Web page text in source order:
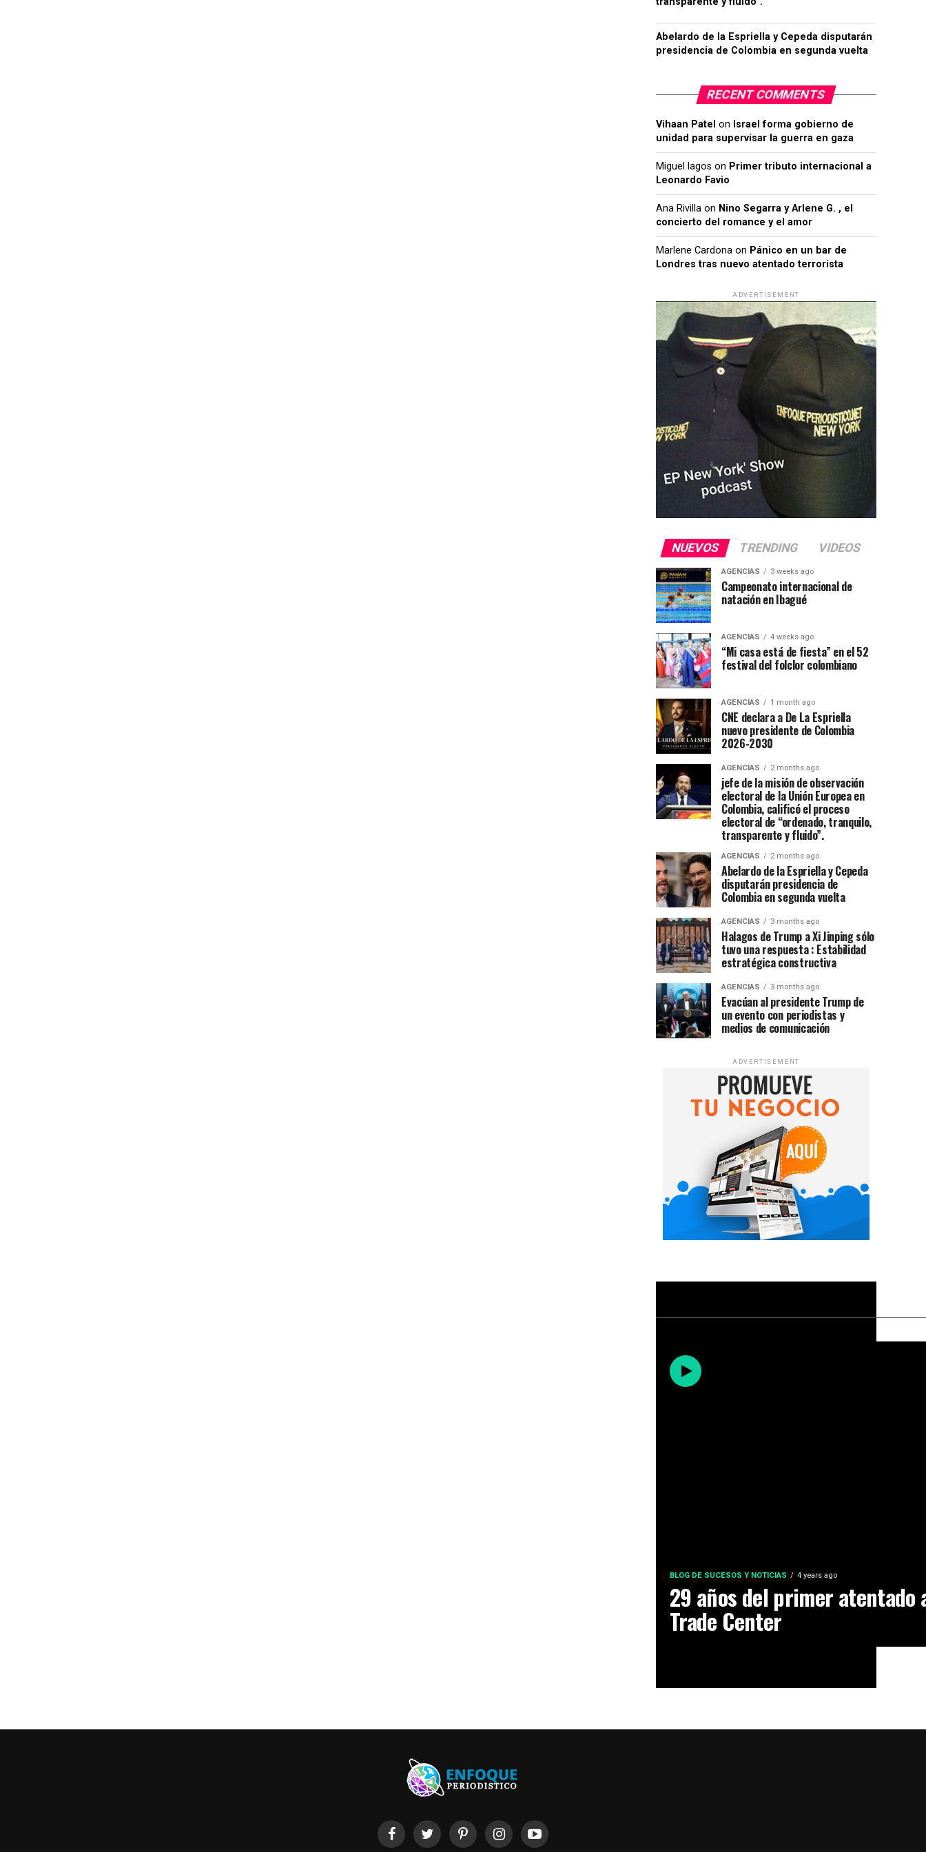
Abelardo de la Espriella y Cepeda disputarán
presidencia de Colombia en segunda vuelta
RECENT COMMENTS
Vihaan Patel on Israel forma gobierno de
unidad para supervisar la guerra en gaza
Miguel lagos on Primer tributo internacional a
Leonardo Favio
Ana Rivilla on Nino Segarra y Arlene G. , el
concierto del romance y el amor
Marlene Cardona on Pánico en un bar de
Londres tras nuevo atentado terrorista
ADVERTISEMENT
NUEVOS TRENDING VIDEOS
AGENCIAS 3 weeks ago
Campeonato internacional de
natación en Ibagué
AGENCIAS 4 weeks ago
“Mi casa está de fiesta” en el 52
festival del folclor colombiano
AGENCIAS 1 month ago
CNE declara a De La Espriella
nuevo presidente de Colombia
2026-2030
AGENCIAS 2 months ago
jefe de la misión de observación
electoral de la Unión Europea en
Colombia, calificó el proceso
electoral de “ordenado, tranquilo,
transparente y fluido”.
AGENCIAS 2 months ago
Abelardo de la Espriella y Cepeda
disputarán presidencia de
Colombia en segunda vuelta
AGENCIAS 3 months ago
Halagos de Trump a Xi Jinping sólo
tuvo una respuesta : Estabilidad
estratégica constructiva
AGENCIAS 3 months ago
Evacúan al presidente Trump de
un evento con periodistas y
medios de comunicación
ADVERTISEMENT
BLOG DE SUCESOS Y NOTICIAS 4 years ago
29 años del primer atentado
Trade Center